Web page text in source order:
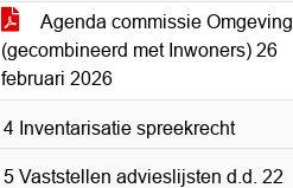
Agenda commissie Omgeving
(gecombineerd met Inwoners) 26
februari 2026
4 Inventarisatie spreekrecht
5 Vaststellen advieslijsten d.d. 22